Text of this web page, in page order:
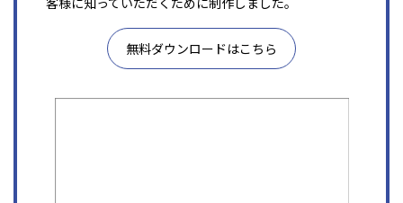
無料ダウンロードはこちら